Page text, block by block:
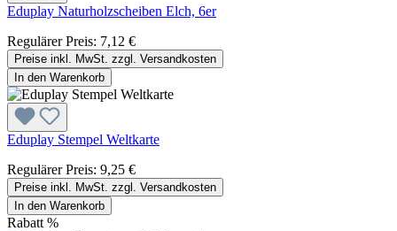
Eduplay Naturholzscheiben Elch, 6er
Regulärer Preis: 7,12 €
Preise inkl. MwSt. zzgl. Versandkosten
In den Warenkorb
Eduplay Stempel Weltkarte
Regulärer Preis: 9,25 €
Preise inkl. MwSt. zzgl. Versandkosten
In den Warenkorb
Rabatt %